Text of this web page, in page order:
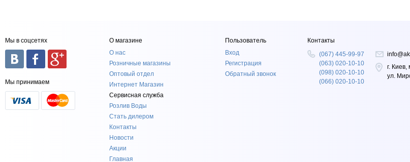
Мы в соцсетях
Мы принимаем
О магазине
О нас
Розничные магазины
Оптовый отдел
Интернет Магазин
Сервисная служба
Розлив Воды
Стать дилером
Контакты
Новости
Акции
Главная
Пользователь
Вход
Регистрация
Обратный звонок
Контакты
(067) 445-99-97
(063) 020-10-10
(098) 020-10-10
(066) 020-10-10
г. Киев,
ул.